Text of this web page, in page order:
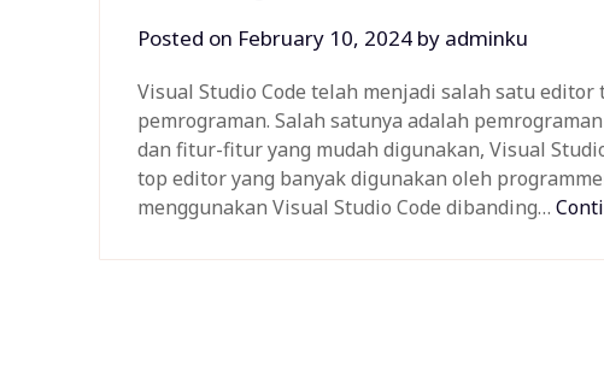
Posted on February 10, 2024 by adminku
Visual Studio Code telah menjadi salah satu
pemrograman. Salah satunya adalah
dan fitur-fitur yang mudah digunakan, Visual
top editor yang banyak digunakan oleh
menggunakan Visual Studio Code dibanding…